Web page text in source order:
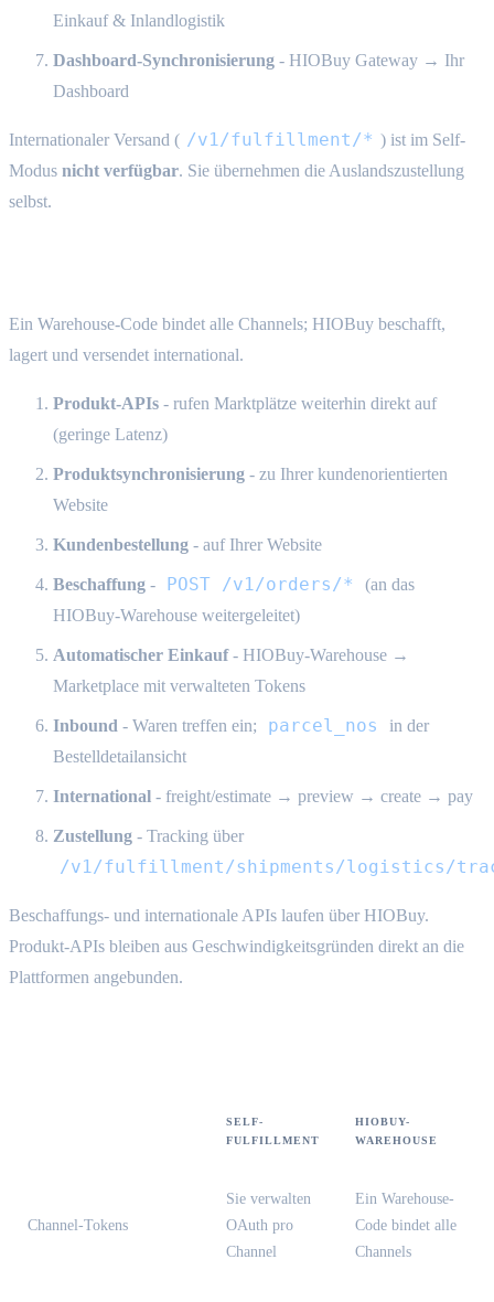
Einkauf & Inlandlogistik
Dashboard-Synchronisierung - HIOBuy Gateway → Ihr
Dashboard
Internationaler Versand ( /v1/fulfillment/* ) ist im Self-
Modus nicht verfügbar. Sie übernehmen die Auslandszustellung
selbst.
Ein Warehouse-Code bindet alle Channels; HIOBuy beschafft,
lagert und versendet international.
Produkt-APIs - rufen Marktplätze weiterhin direkt auf
(geringe Latenz)
Produktsynchronisierung - zu Ihrer kundenorientierten
Website
Kundenbestellung - auf Ihrer Website
Beschaffung - POST /v1/orders/*
(an das
HIOBuy-Warehouse weitergeleitet)
Automatischer Einkauf- HIOBuy-Warehouse →
Marketplace mit verwalteten Tokens
Inbound - Waren treffen ein; parcel_nos
in der
Bestelldetailansicht
International - freight/estimate → preview → create → pay
Zustellung - Tracking über
/v1/fulfillment/shipments/logistics/
Beschaffungs- und internationale APIs laufen über HIOBuy.
Produkt-APIs bleiben aus Geschwindigkeitsgründen direkt an die
Plattformen angebunden.
SELF-
FULFILLMENT
HIOBUY-
WAREHOUSE
Channel-Tokens
Sie verwalten
OAuth pro
Channel
Ein Warehouse-
Code bindet alle
Channels